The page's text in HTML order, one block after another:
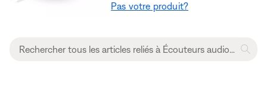
Pas votre produit?